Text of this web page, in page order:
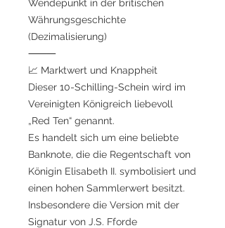
Wendepunkt in der britischen
Währungsgeschichte
(Dezimalisierung)
⸻
📈 Marktwert und Knappheit
Dieser 10-Schilling-Schein wird im
Vereinigten Königreich liebevoll
„Red Ten“ genannt.
Es handelt sich um eine beliebte
Banknote, die die Regentschaft von
Königin Elisabeth II. symbolisiert und
einen hohen Sammlerwert besitzt.
Insbesondere die Version mit der
Signatur von J.S. Fforde